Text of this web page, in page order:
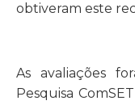
obtiveram este
As avaliações
Pesquisa